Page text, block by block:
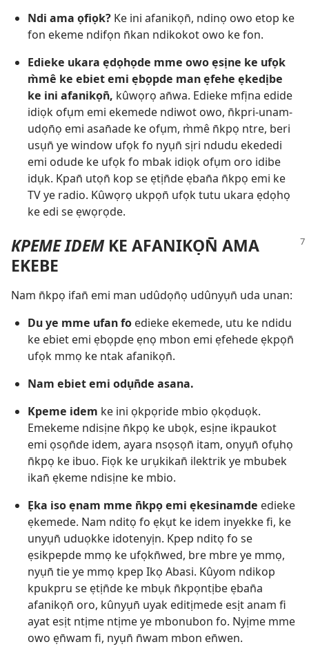
Ndi ama ọfiọk? Ke ini afanikọn̄, ndinọ owo etop ke
fon ekeme ndifọn n̄kan ndikokot owo ke fon.
Edieke ukara ẹdọhọde mme owo ẹsịne ke ufọk
m̀mê ke ebiet emi ẹbọpde man ẹfehe ẹkedịbe
ke ini afanikọn̄, kûwọrọ an̄wa. Edieke mfịna edide
idiọk ofụm emi ekemede ndiwot owo, n̄kpri-unam-
udọn̄ọ emi asan̄ade ke ofụm, m̀mê n̄kpọ ntre, beri
usụn̄ ye window ufọk fo nyụn̄ sịri ndudu ekededi
emi odude ke ufọk fo mbak idiọk ofụm oro idibe
idụk. Kpan̄ utọn̄ kop se ẹtịn̄de ẹban̄a n̄kpọ emi ke
TV ye radio. Kûwọrọ ukpọn̄ ufọk tutu ukara ẹdọhọ
ke edi se ẹwọrọde.
KPEME IDEM KE AFANIKỌN̄ AMA
EKEBE
Nam n̄kpọ ifan̄ emi man udûdọn̄ọ udûnyụn̄ uda unan:
Du ye mme ufan fo edieke ekemede, utu ke ndidu
ke ebiet emi ẹbọpde ẹnọ mbon emi ẹfehede ẹkpọn̄
ufọk mmọ ke ntak afanikọn̄.
Nam ebiet emi odụn̄de asana.
Kpeme idem ke ini ọkpọride mbio ọkọduọk.
Emekeme ndisịne n̄kpọ ke ubọk, esịne ikpaukot
emi ọsọn̄de idem, ayara nsọsọn̄ itam, onyụn̄ ofụhọ
n̄kpọ ke ibuo. Fiọk ke urụkikan̄ ilektrik ye mbubek
ikan̄ ẹkeme ndisịne ke mbio.
Ẹka iso ẹnam mme n̄kpọ emi ẹkesinamde edieke
ẹkemede. Nam nditọ fo ẹkụt ke idem inyekke fi, ke
unyụn̄ uduọkke idotenyịn. Kpep nditọ fo se
ẹsikpepde mmọ ke ufọkn̄wed, bre mbre ye mmọ,
nyụn̄ tie ye mmọ kpep Ikọ Abasi. Kûyom ndikop
kpukpru se ẹtịn̄de ke mbụk n̄kpọntịbe ẹban̄a
afanikọn̄ oro, kûnyụn̄ uyak editịmede esịt anam fi
ayat esịt ntịme ntịme ye mbonubon fo. Nyịme mme
owo ẹn̄wam fi, nyụn̄ n̄wam mbon en̄wen.